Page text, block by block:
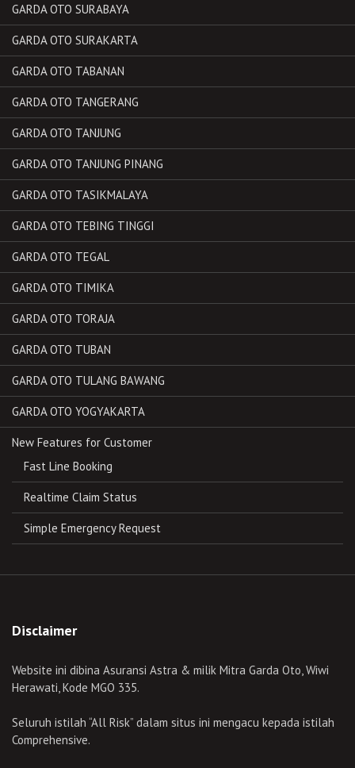
GARDA OTO SURABAYA
GARDA OTO SURAKARTA
GARDA OTO TABANAN
GARDA OTO TANGERANG
GARDA OTO TANJUNG
GARDA OTO TANJUNG PINANG
GARDA OTO TASIKMALAYA
GARDA OTO TEBING TINGGI
GARDA OTO TEGAL
GARDA OTO TIMIKA
GARDA OTO TORAJA
GARDA OTO TUBAN
GARDA OTO TULANG BAWANG
GARDA OTO YOGYAKARTA
New Features for Customer
Fast Line Booking
Realtime Claim Status
Simple Emergency Request
Disclaimer
Website ini dibina Asuransi Astra & milik Mitra Garda Oto, Wiwi
Herawati, Kode MGO 335.
Seluruh istilah “All Risk” dalam situs ini mengacu kepada istilah
Comprehensive.